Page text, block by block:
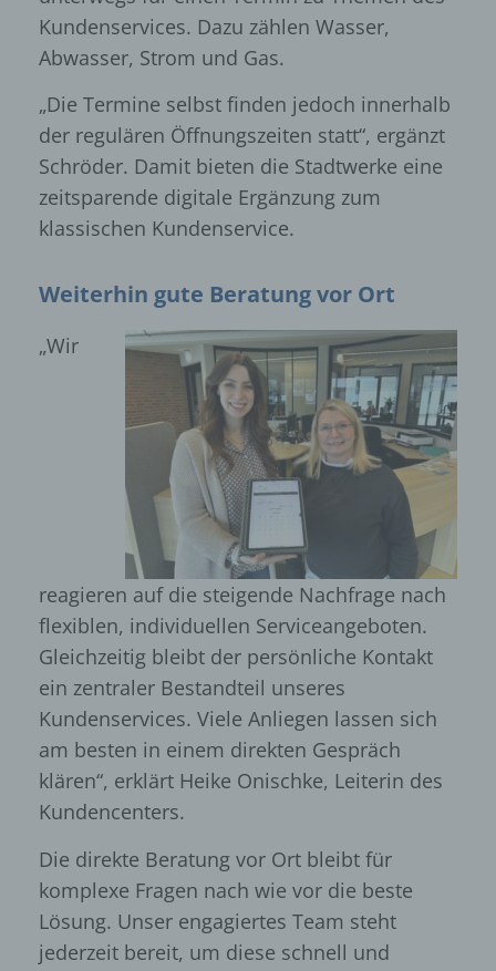
Kundenservices. Dazu zählen Wasser,
Abwasser, Strom und Gas.
„Die Termine selbst finden jedoch innerhalb
der regulären Öffnungszeiten statt“, ergänzt
Schröder. Damit bieten die Stadtwerke eine
zeitsparende digitale Ergänzung zum
klassischen Kundenservice.
Weiterhin gute Beratung vor Ort
„Wir
reagieren auf die steigende Nachfrage nach
flexiblen, individuellen Serviceangeboten.
Gleichzeitig bleibt der persönliche Kontakt
ein zentraler Bestandteil unseres
Kundenservices. Viele Anliegen lassen sich
am besten in einem direkten Gespräch
klären“, erklärt Heike Onischke, Leiterin des
Kundencenters.
Die direkte Beratung vor Ort bleibt für
komplexe Fragen nach wie vor die beste
Lösung. Unser engagiertes Team steht
jederzeit bereit, um diese schnell und